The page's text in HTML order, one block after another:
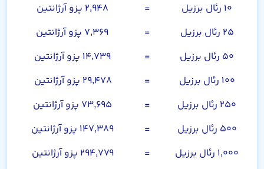
۱۰ رئال برزیل
=
۲,۹۴۸ پزو آرژانتین
۲۵ رئال برزیل
=
۷,۳۶۹ پزو آرژانتین
۵۰ رئال برزیل
=
۱۴,۷۳۹ پزو آرژانتین
۱۰۰ رئال برزیل
=
۲۹,۴۷۸ پزو آرژانتین
۲۵۰ رئال برزیل
=
۷۳,۶۹۵ پزو آرژانتین
۵۰۰ رئال برزیل
=
۱۴۷,۳۸۹ پزو آرژانتین
۱,۰۰۰ رئال برزیل
=
۲۹۴,۷۷۹ پزو آرژانتین